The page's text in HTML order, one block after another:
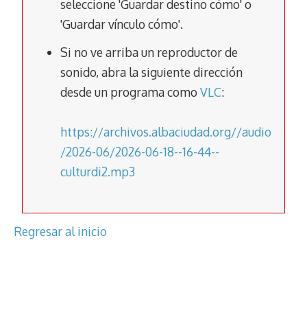
o
k
p
p
m n
k
tir
seleccione 'Guardar destino cómo' o
'Guardar vínculo cómo'.
Si no ve arriba un reproductor de
sonido, abra la siguiente dirección
desde un programa como VLC:
https://archivos.albaciudad.org//audio
/2026-06/2026-06-18--16-44--
culturdi2.mp3
Regresar al inicio